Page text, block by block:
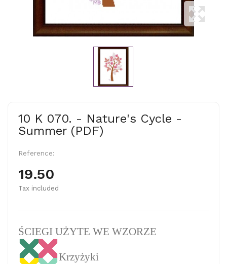
10 K 070. - Nature's Cycle -
Summer (PDF)
Reference:
19.50
Tax included
ŚCIEGI UŻYTE WE WZORZE
Krzyżyki